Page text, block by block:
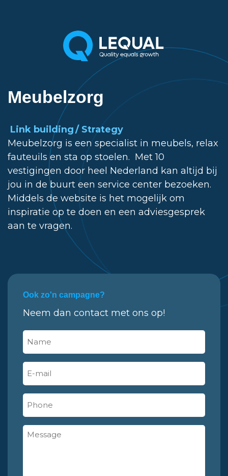
Meubelzorg
Link building
Strategy
Meubelzorg is een specialist in meubels, relax
fauteuils en sta op stoelen. Met 10
vestigingen door heel Nederland kan altijd bij
jou in de buurt een service center bezoeken.
Middels de website is het mogelijk om
inspiratie op te doen en een adviesgesprek
aan te vragen.
Ook zo'n campagne?
Neem dan contact met ons op!
Name
E-
mail
(Vereist)
Phone
Message